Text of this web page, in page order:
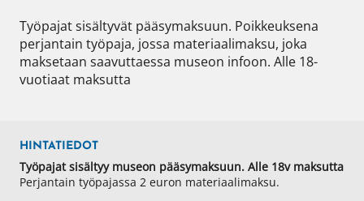
Työpajat sisältyvät pääsymaksuun. Poikkeuksena
perjantain työpaja, jossa materiaalimaksu, joka
maksetaan saavuttaessa museon infoon. Alle 18-
vuotiaat maksutta
HINTATIEDOT
Työpajat sisältyy museon pääsymaksuun. Alle 18v maksutta
Perjantain työpajassa 2 euron materiaalimaksu.